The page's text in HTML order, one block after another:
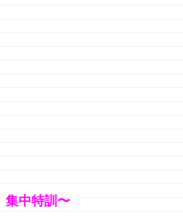
集中特訓〜